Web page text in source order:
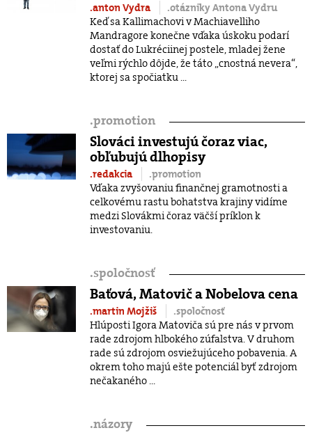
.anton Vydra
.otázniky Antona Vydru
Keď sa Kallimachovi v Machiavelliho
Mandragore konečne vďaka úskoku podarí
dostať do Lukréciinej postele, mladej žene
veľmi rýchlo dôjde, že táto „cnostná nevera“,
ktorej sa spočiatku ...
.promotion
Slováci investujú čoraz viac,
obľubujú dlhopisy
.redakcia
.promotion
Vďaka zvyšovaniu finančnej gramotnosti a
celkovému rastu bohatstva krajiny vidíme
medzi Slovákmi čoraz väčší príklon k
investovaniu.
.spoločnosť
Baťová, Matovič a Nobelova cena
.martin Mojžiš
.spoločnosť
Hlúposti Igora Matoviča sú pre nás v prvom
rade zdrojom hlbokého zúfalstva. V druhom
rade sú zdrojom osviežujúceho pobavenia. A
okrem toho majú ešte potenciál byť zdrojom
nečakaného ...
.názory